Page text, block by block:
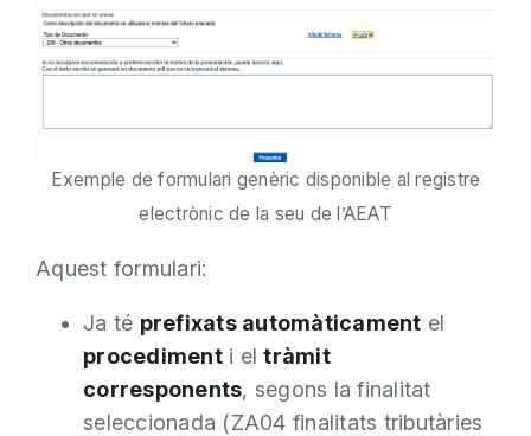
Exemple de formulari genèric disponible al registre
electrònic de la seu de l’AEAT
Aquest formulari:
Ja té prefixats automàticament el
procedimenti eltràmit
corresponents, segons la finalitat
seleccionada (ZA04 finalitats tributàries